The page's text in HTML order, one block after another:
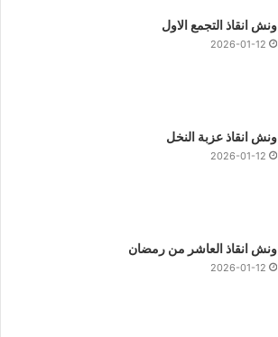
ونش انقاذ التجمع الاول
2026-01-12
ونش انقاذ عزبة النخل
2026-01-12
ونش انقاذ العاشر من رمضان
2026-01-12